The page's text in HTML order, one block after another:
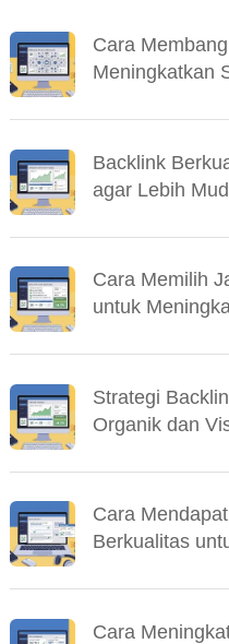
Cara
Meningkatkan
Backlink
agar Lebih
Cara Memilih
untuk
Strategi
Organik dan
Cara
Berkualitas
Cara